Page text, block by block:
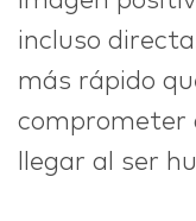
incluso
más rápido
comprometer
llegar al ser